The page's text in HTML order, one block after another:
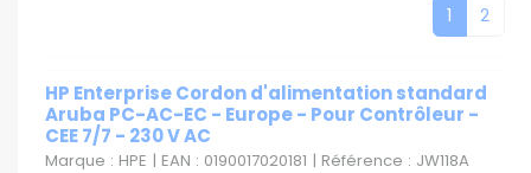
1
2
HP Enterprise Cordon d'alimentation standard
Aruba PC-AC-EC - Europe - Pour Contrôleur -
CEE 7/7 - 230 V AC
Marque : HPE | EAN : 0190017020181 | Référence : JW118A